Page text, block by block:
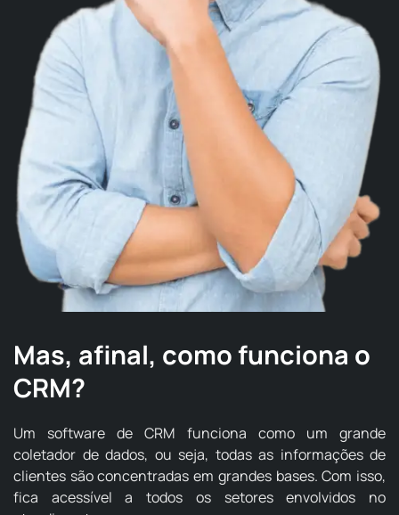
Mas, afinal, como funciona o
CRM?
Um software de CRM funciona como um grande
coletador de dados, ou seja, todas as informações de
clientes são concentradas em grandes bases. Com isso,
fica acessível a todos os setores envolvidos no